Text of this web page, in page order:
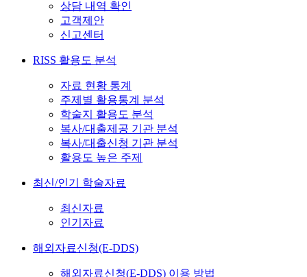
상담 내역 확인
고객제안
신고센터
RISS 활용도 분석
자료 현황 통계
주제별 활용통계 분석
학술지 활용도 분석
복사/대출제공 기관 분석
복사/대출신청 기관 분석
활용도 높은 주제
최신/인기 학술자료
최신자료
인기자료
해외자료신청(E-DDS)
해외자료신청(E-DDS) 이용 방법